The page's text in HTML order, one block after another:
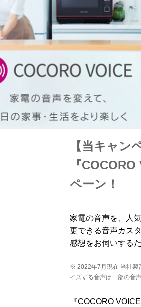
【当キャン
『
ペーン！
家電の音声を、人
更できる音声カス
感想をお伺いする
※ 2022年7月現在 当社製
イズする音声は一部の音
『COCORO